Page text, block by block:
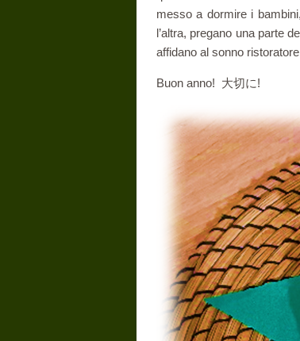
messo a dormire i
l’altra, pregano una parte
affidano al sonno
Buon